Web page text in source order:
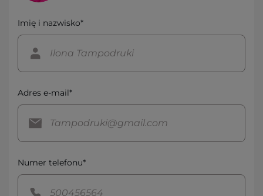
Imię i nazwisko*
Adres e-mail*
Numer telefonu*